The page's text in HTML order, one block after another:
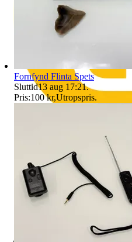
Fornfynd Flinta Spets
Sluttid13 aug 17:21.
Pris:100 kr,Utropspris.